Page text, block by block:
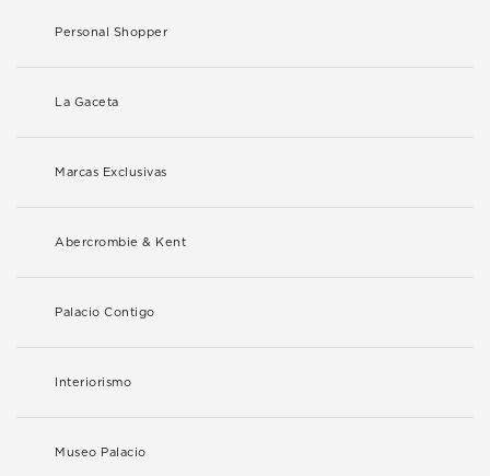
Personal Shopper
La Gaceta
Marcas Exclusivas
Abercrombie & Kent
Palacio Contigo
Interiorismo
Museo Palacio